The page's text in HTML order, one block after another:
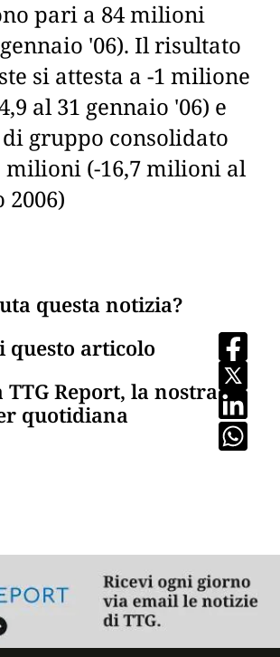
pari a 84 milioni
'06). Il risultato
si attesta a -1 milione
al 31 gennaio '06) e
gruppo consolidato
milioni (-16,7 milioni al
2006)
questa notizia?
questo articolo
Report, la nostra
quotidiana